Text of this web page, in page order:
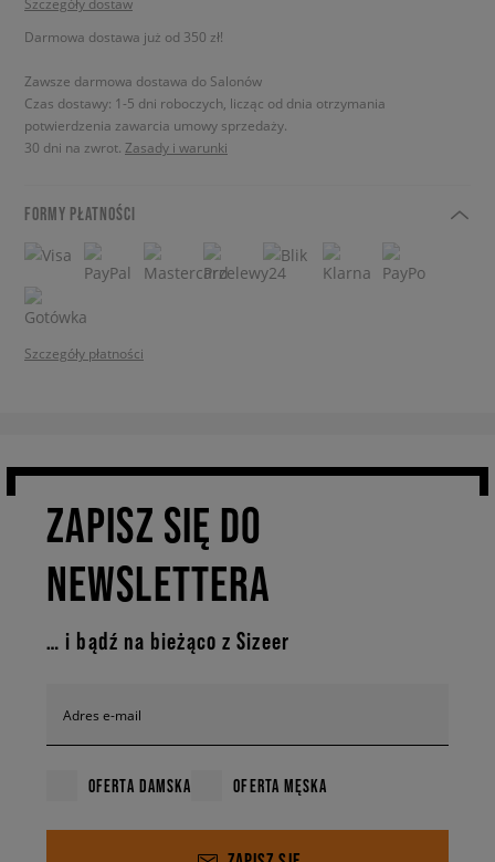
Darmowa dostawa już od 350 zł!
Zawsze darmowa dostawa do Salonów
Czas dostawy: 1-5 dni roboczych, licząc od dnia otrzymania
potwierdzenia zawarcia umowy sprzedaży.
30 dni na zwrot. Zasady i warunki
FORMY PŁATNOŚCI
Szczegóły płatności
ZAPISZ SIĘ DO
NEWSLETTERA
… i bądź na bieżąco z Sizeer
Adres e-mail
OFERTA DAMSKA OFERTA MĘSKA